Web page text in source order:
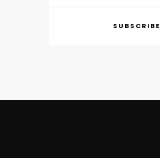
SUBSCRIBE